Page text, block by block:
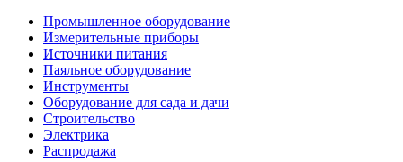
Промышленное оборудование
Измерительные приборы
Источники питания
Паяльное оборудование
Инструменты
Оборудование для сада и дачи
Строительство
Электрика
Распродажа